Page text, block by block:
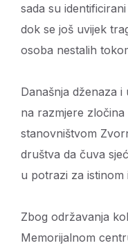
sada su
dok se još uvijek
osoba nestalih
Današnja dženaza
na razmjere
stanovništvom
društva da čuva
u potrazi za istinom
Zbog održavanja
Memorijalnom